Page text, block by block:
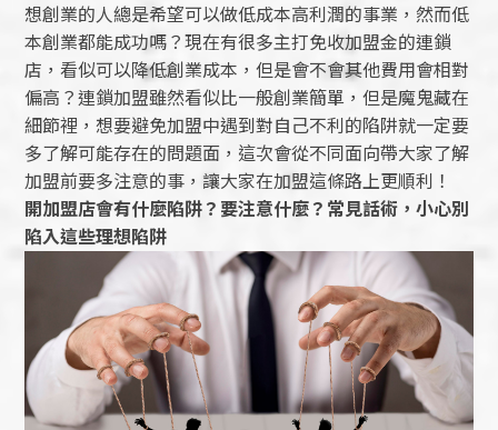
想創業的人總是希望可以做低成本高利潤的事業，然而低
本創業都能成功嗎？現在有很多主打免收加盟金的連鎖
店，看似可以降低創業成本，但是會不會其他費用會相對
偏高？連鎖加盟雖然看似比一般創業簡單，但是魔鬼藏在
細節裡，想要避免加盟中遇到對自己不利的陷阱就一定要
多了解可能存在的問題面，這次會從不同面向帶大家了解
加盟前要多注意的事，讓大家在加盟這條路上更順利！
開加盟店會有什麼陷阱？要注意什麼？常見話術，小心別
陷入這些理想陷阱